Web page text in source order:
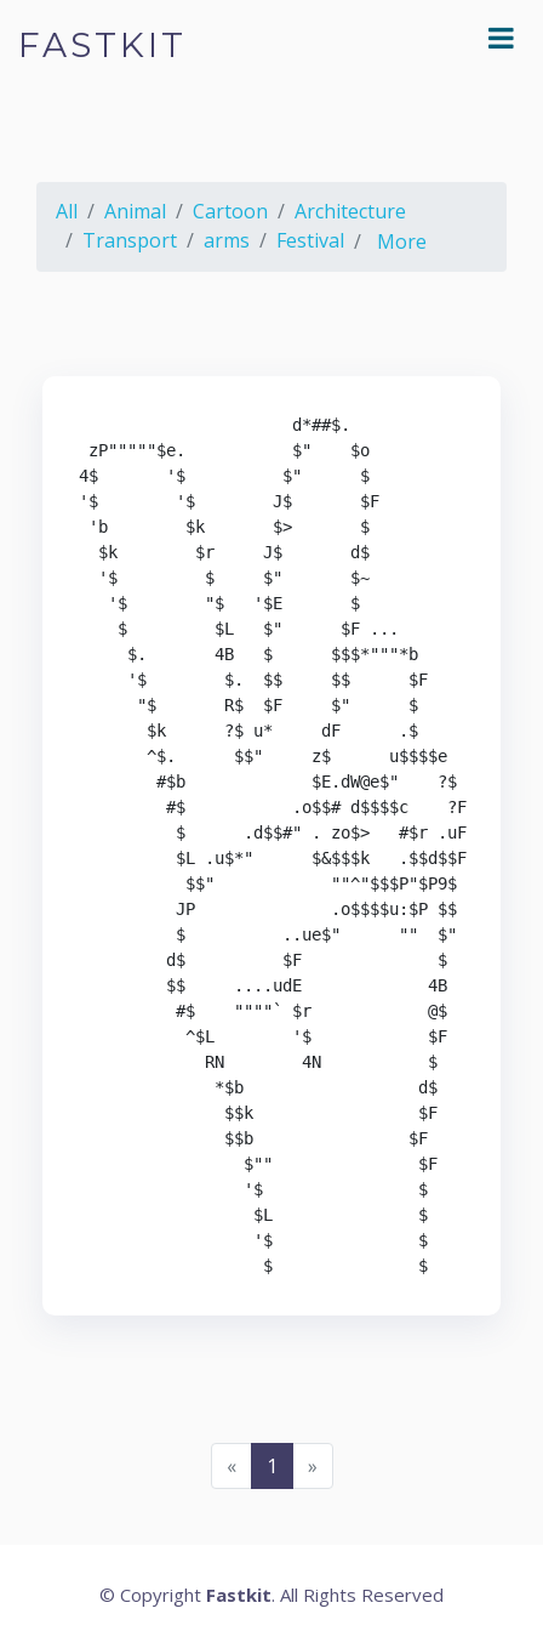
FASTKIT
All Animal Cartoon
Architecture
Transport
arms Festival More
                      d*##$.
zP"""""$e.           $"    $o
4$       '$          $"      $
'$        '$        J$       $F
'b        $k       $>       $
  $k        $r     J$       d$
  '$         $     $"       $~
   '$        "$   '$E       $
    $         $L   $"      $F ...
     $.       4B   $      $$$*"""*b
     '$        $.  $$     $$      $F
      "$       R$  $F     $"      $
       $k      ?$ u*     dF      .$
       ^$.      $$"     z$      u$$$$e
        #$b             $E.dW@e$"    ?$
         #$           .o$$# d$$$$c    ?F
          $      .d$$#" . zo$>   #$r .uF
          $L .u$*"      $&$$$k   .$$d$$F
           $$"            ""^"$$$P"$P9$
          JP              .o$$$$u:$P $$
          $          ..ue$"      ""  $"
         d$          $F              $
         $$     ....udE             4B
          #$    """"` $r            @$
           ^$L        '$            $F
             RN        4N           $
              *$b                  d$
               $$k                 $F
               $$b                $F
                 $""               $F
                 '$                $
                  $L               $
                  '$               $
                   $               $
« 1 »
© Copyright Fastkit. All Rights Reserved